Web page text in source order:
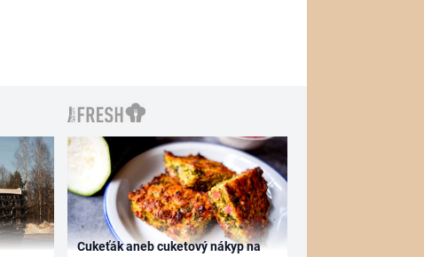
Cukeťák aneb cuketový nákyp na